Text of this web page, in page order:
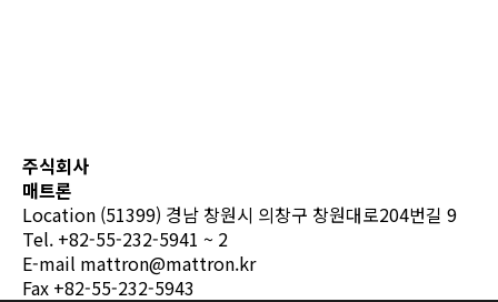
주식회사
매트론
Location (51399) 경남 창원시 의창구 창원대로204번길 9
Tel. +82-55-232-5941 ~ 2
E-mail mattron@mattron.kr
Fax +82-55-232-5943